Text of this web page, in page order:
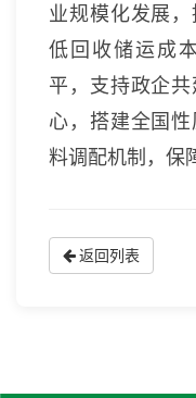
业规模化发展
低回收储运成
平，支持政企
心，搭建全国
料调配机制，保
返回列表